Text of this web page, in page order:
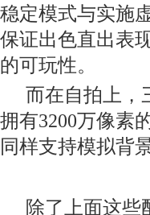
稳定模式与实施
保证出色直出表
的可玩性。
而在自拍上，
拥有3200万像素
同样支持模拟背
除了上面这些